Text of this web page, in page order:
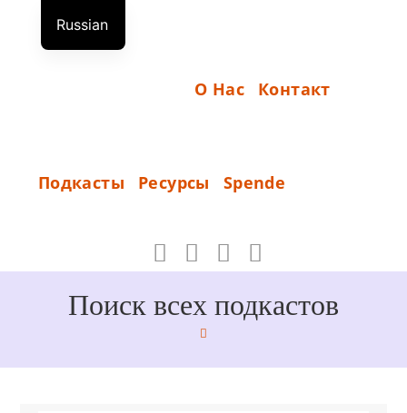
содержимому
О
О Нас Контакт
Подкасты Ресурсы Spende
N
Поиск всех подкастов
Russian
German